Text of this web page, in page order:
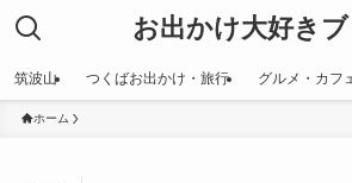
お出かけ大好き
筑波山 つくばお出かけ・旅行 グルメ・カフ
ホーム